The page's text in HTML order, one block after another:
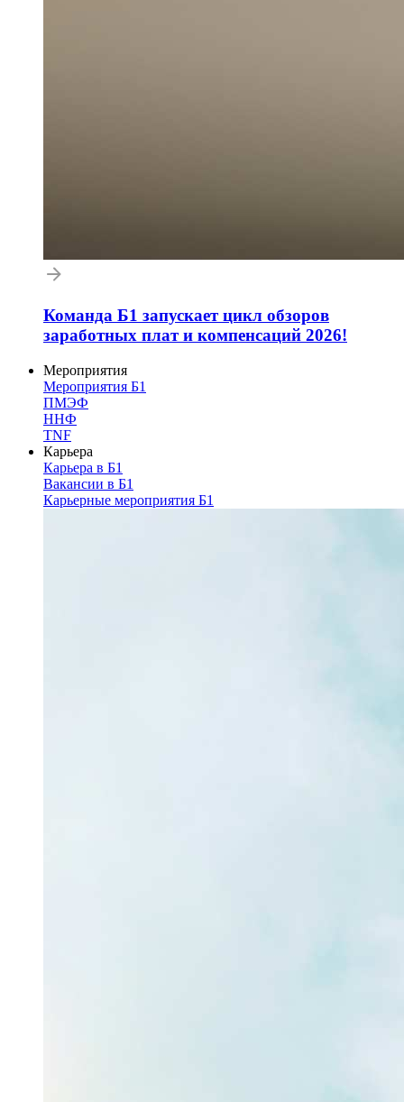
Команда Б1 запускает цикл обзоров
заработных плат и компенсаций 2026!
Мероприятия
Мероприятия Б1
ПМЭФ
ННФ
TNF
Карьера
Карьера в Б1
Вакансии в Б1
Карьерные мероприятия Б1